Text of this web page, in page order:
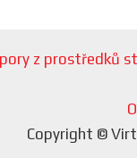
z
Copyright ©